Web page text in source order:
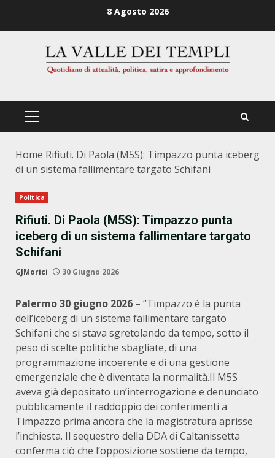
8 Agosto 2026
PRIMÄRES
Home Rifiuti. Di Paola (M5S): Timpazzo punta iceberg
di un sistema fallimentare targato Schifani
Politica
Rifiuti. Di Paola (M5S): Timpazzo punta
iceberg di un sistema fallimentare targato
Schifani
GJMorici 30 Giugno 2026
Palermo 30 giugno 2026 – “Timpazzo è la punta
dell’iceberg di un sistema fallimentare targato
Schifani che si stava sgretolando da tempo, sotto il
peso di scelte politiche sbagliate, di una
programmazione incoerente e di una gestione
emergenziale che è diventata la normalità.Il M5S
aveva già depositato un’interrogazione e denunciato
pubblicamente il raddoppio dei conferimenti a
Timpazzo prima ancora che la magistratura aprisse
l’inchiesta. Il sequestro della DDA di Caltanissetta
conferma ciò che l’opposizione sostiene da tempo,